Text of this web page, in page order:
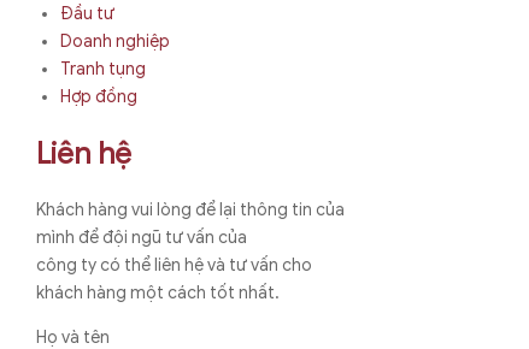
Đầu tư
Doanh nghiệp
Tranh tụng
Hợp đồng
Liên hệ
Khách hàng vui lòng để lại thông tin của
mình để đội ngũ tư vấn của
công ty có thể liên hệ và tư vấn cho
khách hàng một cách tốt nhất.
Họ và tên